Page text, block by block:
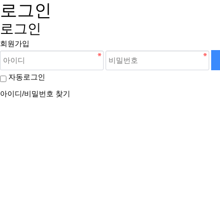
로그인
로그인
회원가입
자동로그인
아이디/비밀번호 찾기